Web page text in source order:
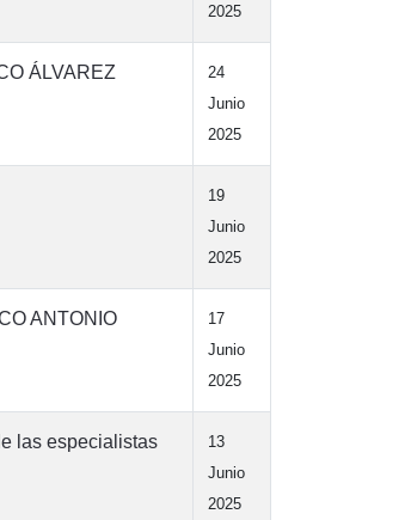
2025
ÁLVAREZ
24
Junio
2025
19
Junio
2025
ANTONIO
17
Junio
2025
las especialistas
13
Junio
2025